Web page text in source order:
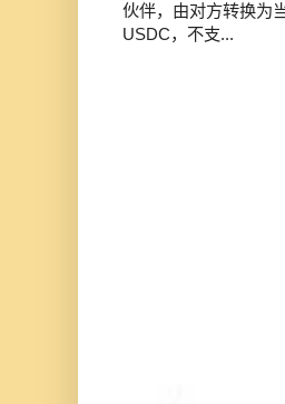
伙伴，由对方转换为
USDC，不支...